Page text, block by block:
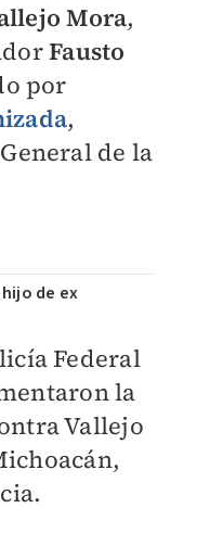
Mora,
Fausto
por
,
de la
de ex
Federal
la
Vallejo